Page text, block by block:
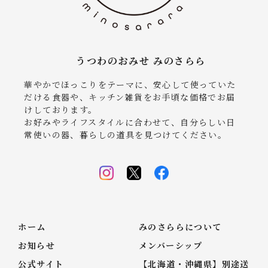
うつわのおみせ みのさらら
華やかでほっこりをテーマに、安心して使っていた
だける食器や、キッチン雑貨をお手頃な価格でお届
けしております。
お好みやライフスタイルに合わせて、自分らしい日
常使いの器、暮らしの道具を見つけてください。
ホーム
みのさららについて
お知らせ
メンバーシップ
公式サイト
【北海道・沖縄県】別途送